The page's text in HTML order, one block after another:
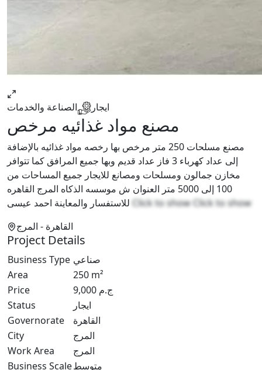
ايجار الصناعة والخدمات
مصنع مواد غذائيه مرخص
مصنع مسلحات 250 متر مرخص بها رخصه مواد غذائيه بالإضافة
إلى عداد كهرباء 3 فاز عداد قديم وبها جميع المرافق كما تتوافر
مخازن جمالون ومسلحات ومصانع للايجار جميع المساحات من
100 إلى 5000 متر العنوان ش موسسه الذكاه المرج القاهره
Click to showClick to show
القاهرة - المرج
Project Details
Business Type صناعي
Area
250 m²
Price
9,000 ج.م
Status
ايجار
Governorate
القاهرة
City
المرج
Work Area
المرج
Business Scaleمتوسط